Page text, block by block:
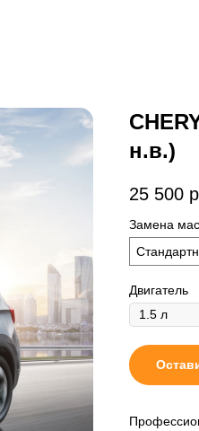
н.в.)
25 500
Замена
Двигатель